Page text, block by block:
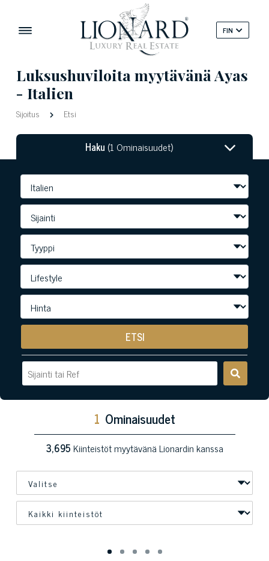
FIN
Luksushuviloita myytävänä Ayas
- Italien
Sijoitus Etsi
Haku (1 Ominaisuudet)
ETSI
1 Ominaisuudet
3,695Kiinteistöt myytävänä Lionardin kanssa